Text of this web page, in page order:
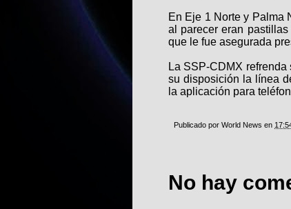
En Eje 1 Norte y Palma
al parecer eran
que le fue asegurada
La SSP-CDMX
su disposición la línea
la aplicación para
Publicado por World News en
No hay